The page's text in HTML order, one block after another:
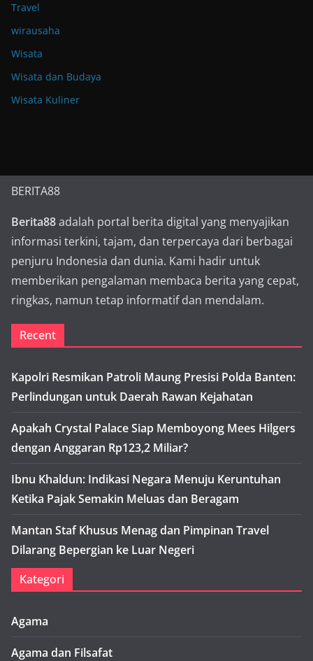
Travel
wirausaha
Wisata
Wisata dan Budaya
Wisata Kuliner
BERITA88
Berita88adalah portal berita digital yang menyajikan
informasi terkini, tajam, dan terpercaya dari berbagai
penjuru Indonesia dan dunia. Kami hadir untuk
memberikan pengalaman membaca berita yang cepat,
ringkas, namun tetap informatif dan mendalam.
Recent
Kapolri Resmikan Patroli Maung Presisi Polda Banten:
Perlindungan untuk Daerah Rawan Kejahatan
Apakah Crystal Palace Siap Memboyong Mees Hilgers
dengan Anggaran Rp123,2 Miliar?
Ibnu Khaldun: Indikasi Negara Menuju Keruntuhan
Ketika Pajak Semakin Meluas dan Beragam
Mantan Staf Khusus Menag dan Pimpinan Travel
Dilarang Bepergian ke Luar Negeri
Kategori
Agama
Agama dan Filsafat